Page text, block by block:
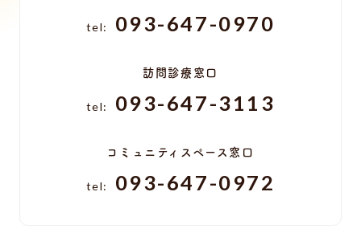
tel: 093-647-0970
訪問診療窓口
tel: 093-647-3113
コミュニティスペース窓口
tel: 093-647-0972